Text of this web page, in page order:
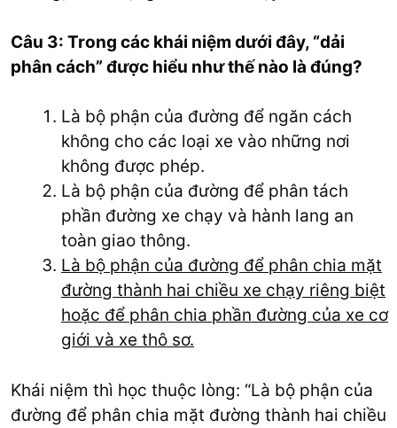
Câu 3: Trong các khái niệm dưới đây, “dải
phân cách” được hiểu như thế nào là đúng?
Là bộ phận của đường để ngăn cách
không cho các loại xe vào những nơi
không được phép.
Là bộ phận của đường để phân tách
phần đường xe chạy và hành lang an
toàn giao thông.
Là bộ phận của đường để phân chia mặt
đường thành hai chiều xe chạy riêng biệt
hoặc để phân chia phần đường của xe cơ
giới và xe thô sơ.
Khái niệm thì học thuộc lòng: “Là bộ phận của
đường để phân chia mặt đường thành hai chiều